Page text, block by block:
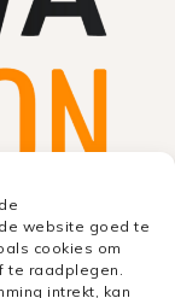
website goed te
cookies om
te raadplegen.
intrekt, kan